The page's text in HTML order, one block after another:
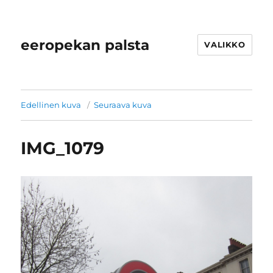
eeropekan palsta VALIKKO
Edellinen kuva Seuraava kuva
IMG_1079